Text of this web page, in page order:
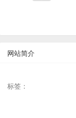
网站简介
标签：